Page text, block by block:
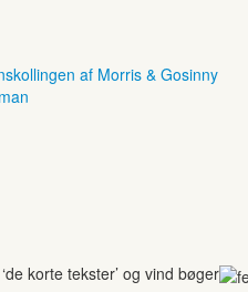
af Morris & Gosinny
korte tekster’ og vind bøger